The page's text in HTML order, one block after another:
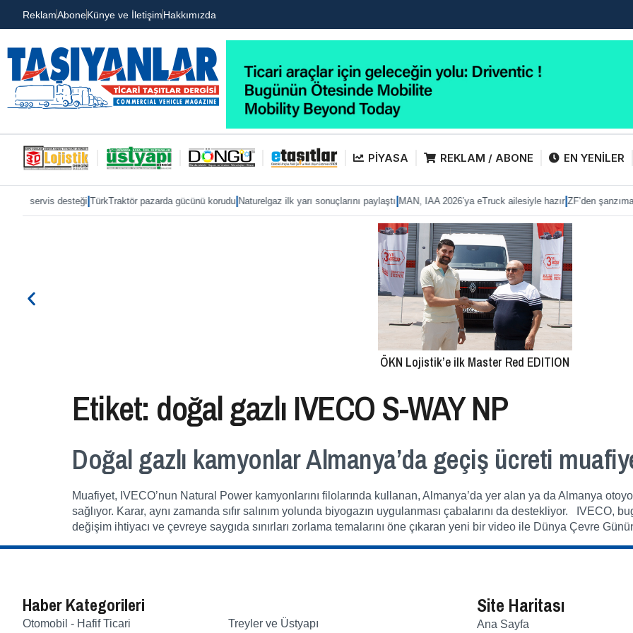
ReklamAboneKünye ve İletişimHakkımızda
PİYASA REKLAM / ABONE EN YENİLER
servis desteği|TürkTraktör pazarda gücünü korudu|Naturelgaz ilk yarı sonuçlarını paylaştı|MAN, IAA 2026’ya eTruck ailesiyle hazır|ZF’den
ÖKN Lojistik’e ilk Master Red EDITION
Etiket: doğal gazlı IVECO S-WAY NP
Doğal gazlı kamyonlar Almanya’da geçiş ücreti
Muafiyet, IVECO’nun Natural Power kamyonlarını filolarında kullanan, Almanya’da yer alan ya da Almanya
sağlıyor. Karar, aynı zamanda sıfır salınım yolunda biyogazın uygulanması çabalarını da destekliyor. IVECO,
değişim ihtiyacı ve çevreye saygıda sınırları zorlama temalarını öne çıkaran yeni bir video ile Dünya Çevre
Haber Kategorileri
Otomobil - Hafif Ticari Treyler ve Üstyapı
Site Haritası
Ana Sayfa